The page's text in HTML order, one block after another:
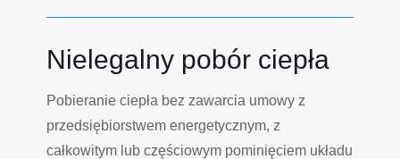
Nielegalny pobór ciepła
Pobieranie ciepła bez zawarcia umowy z
przedsiębiorstwem energetycznym, z
całkowitym lub częściowym pominięciem układu